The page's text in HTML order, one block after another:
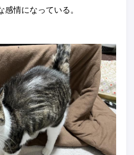
情になっている。